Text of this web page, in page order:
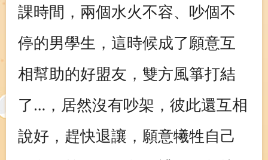
課時間，兩個水火不容、吵個不
停的男學生，這時候成了願意互
相幫助的好盟友，雙方風箏打結
了…，居然沒有吵架，彼此還互相
說好，趕快退讓，願意犧牲自己